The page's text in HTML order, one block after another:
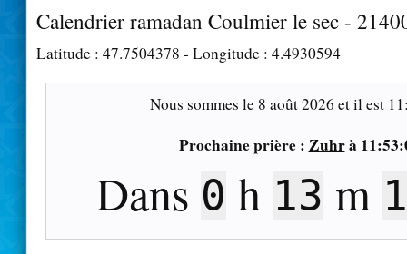
Calendrier ramadan Coulmier le sec -
Latitude : 47.7504378 - Longitude : 4.4930594
Nous sommes le 8 août 2026 et il est
Prochaine prière : Zuhrà
Dans 0 h 13 m